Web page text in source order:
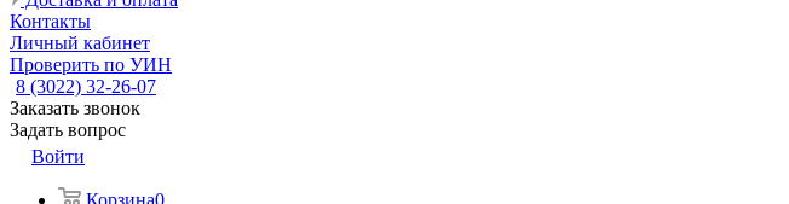
Контакты
Личный кабинет
Проверить по УИН
8 (3022) 32-26-07
Заказать звонок
Задать вопрос
Войти
Корзина0